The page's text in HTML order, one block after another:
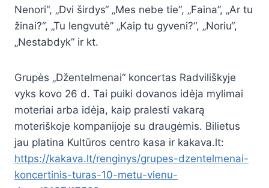
Nenori“, „Dvi širdys“ „Mes nebe tie“, „Faina”, „Ar tu
žinai?“, „Tu lengvutė” „Kaip tu gyveni?“, „Noriu“,
„Nestabdyk” ir kt.
Grupės „Džentelmenai“ koncertas Radviliškyje
vyks kovo 26 d. Tai puiki dovanos idėja mylimai
moteriai arba idėja, kaip pralesti vakarą
moteriškoje kompanijoje su draugėmis. Bilietus
jau platina Kultūros centro kasa ir kakava.lt:
https://kakava.lt/renginys/grupes-dzentelmenai-
koncertinis-turas-10-metu-vienu-